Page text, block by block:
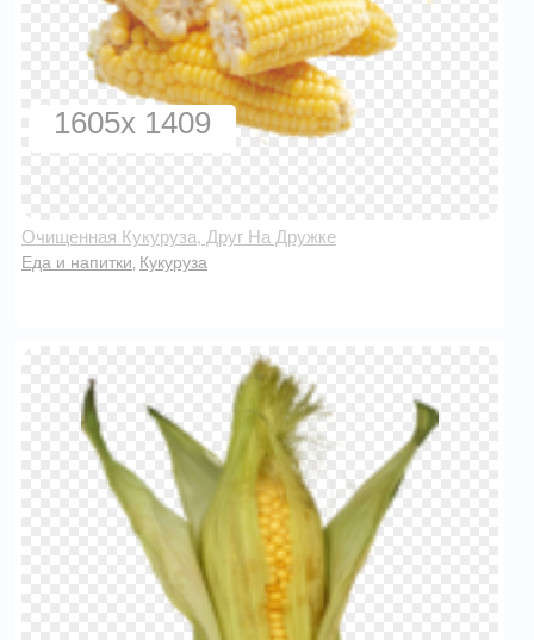
1605x 1409
Очищенная Кукуруза, Друг На Дружке
Еда и напитки Кукуруза